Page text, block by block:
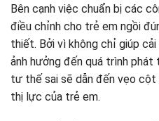
Bên cạnh việc chuẩn bị các
điều chỉnh cho trẻ em ngồi
thiết. Bởi vì không chỉ giúp
ảnh hưởng đến quá trình phát
tư thế sai sẽ dẫn đến vẹo cột
thị lực của trẻ em.